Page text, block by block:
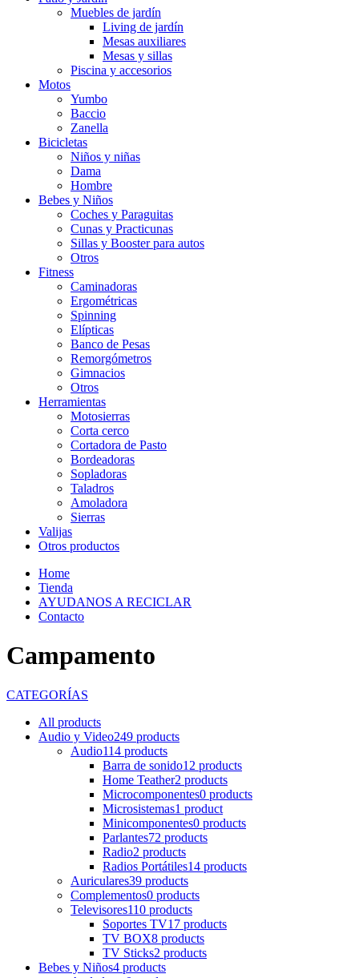
Muebles de jardín
Living de jardín
Mesas auxiliares
Mesas y sillas
Piscina y accesorios
Motos
Yumbo
Baccio
Zanella
Bicicletas
Niños y niñas
Dama
Hombre
Bebes y Niños
Coches y Paraguitas
Cunas y Practicunas
Sillas y Booster para autos
Otros
Fitness
Caminadoras
Ergométricas
Spinning
Elípticas
Banco de Pesas
Remorgómetros
Gimnacios
Otros
Herramientas
Motosierras
Corta cerco
Cortadora de Pasto
Bordeadoras
Sopladoras
Taladros
Amoladora
Sierras
Valijas
Otros productos
Home
Tienda
AYUDANOS A RECICLAR
Contacto
Campamento
CATEGORÍAS
All products
Audio y Video249 products
Audio114 products
Barra de sonido12 products
Home Teather2 products
Microcomponentes0 products
Microsistemas1 product
Minicomponentes0 products
Parlantes72 products
Radio2 products
Radios Portátiles14 products
Auriculares39 products
Complementos0 products
Televisores110 products
Soportes TV17 products
TV BOX8 products
TV Sticks2 products
Bebes y Niños4 products